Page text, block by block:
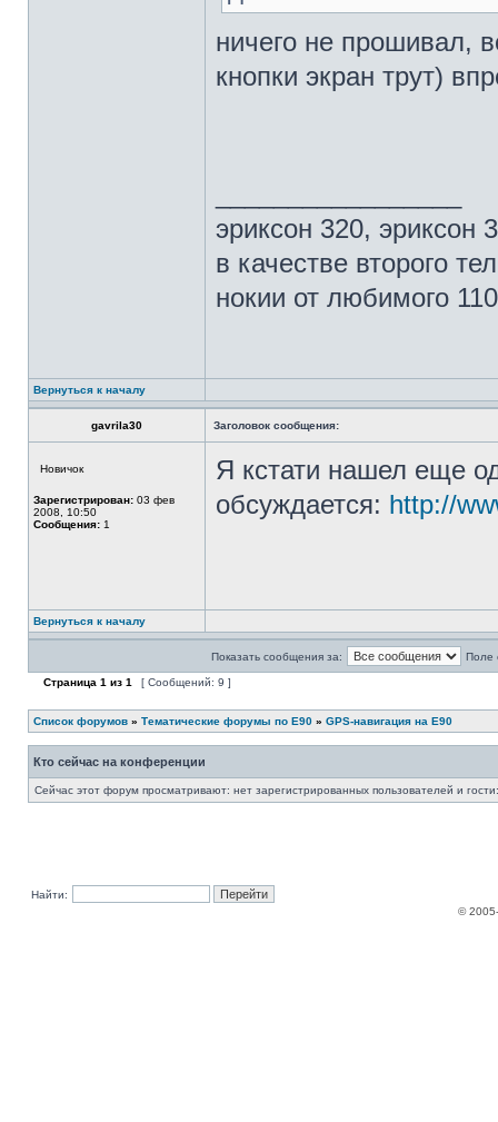
ничего не прошивал,
кнопки экран трут)
эриксон 320, эриксон
в качестве второго
нокии от любимого
Вернуться к началу
gavrila30 Заголовок сообщения:
Новичок
Зарегистрирован: 03 фев
2008, 10:50
Сообщения: 1
Я кстати нашел еще
обсуждается: http://
Вернуться к началу
Показать сообщения за: Поле
Страница 1 из 1 [ Сообщений: 9 ]
Список форумов » Тематические форумы по E90 » GPS-навигация на E90
Кто сейчас на конференции
Сейчас этот форум просматривают: нет зарегистрированных пользователей и
Найти:
©